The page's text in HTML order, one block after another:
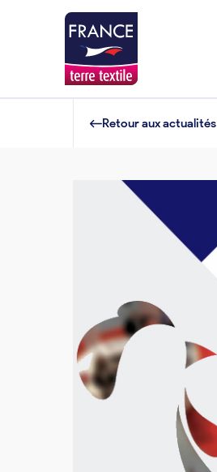
Retour aux actualités